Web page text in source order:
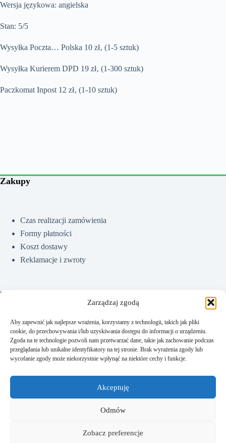
Zarządzaj zgodą
Aby zapewnić jak najlepsze wrażenia, korzystamy z technologii, takich jak pliki
cookie, do przechowywania i/lub uzyskiwania dostępu do informacji o urządzeniu.
Zgoda na te technologie pozwoli nam przetwarzać dane, takie jak zachowanie podczas
przeglądania lub unikalne identyfikatory na tej stronie. Brak wyrażenia zgody lub
wycofanie zgody może niekorzystnie wpłynąć na niektóre cechy i funkcje.
Akceptuję
Odmów
Zobacz preferencje
Wersja językowa: angielska
Stan: 5/5
Wysyłka Poczta… Polska 10 zł‚ (1-5 sztuk)
Wysyłka Kurierem DPD 19 zł‚ (1-300 sztuk)
Paczkomat Inpost 12 zł‚ (1-10 sztuk)
Zakupy
Czas realizacji zamówienia
Formy płatności
Koszt dostawy
Reklamacje i zwroty
Pomoc
Jak kupować?
Częste pytania
Polityka prywatności
Regulamin sklepu